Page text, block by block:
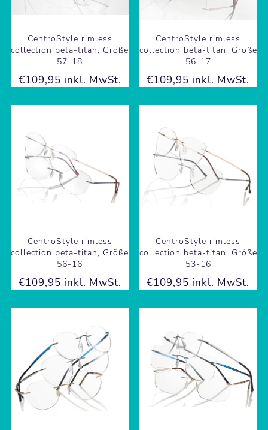
CentroStyle rimless
collection beta-titan, Größe
57-18
€109,95 inkl. MwSt.
CentroStyle rimless
collection beta-titan, Größe
56-17
€109,95 inkl. MwSt.
CentroStyle rimless
collection beta-titan, Größe
56-16
€109,95 inkl. MwSt.
CentroStyle rimless
collection beta-titan, Größe
53-16
€109,95 inkl. MwSt.